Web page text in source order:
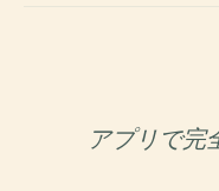
アプリで完